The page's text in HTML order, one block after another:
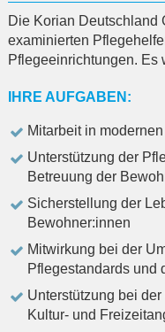
Die Korian Deutschland
examinierten
Pflegeeinrichtungen. Es
IHRE AUFGABEN:
Mitarbeit in
Unterstützung der
Betreuung der
Sicherstellung der
Bewohner:innen
Mitwirkung bei der
Pflegestandards und
Unterstützung bei
Kultur- und